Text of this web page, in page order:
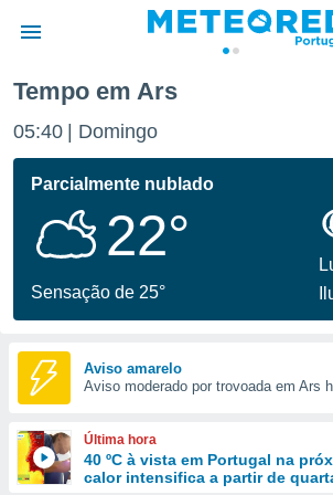
da
foi
fornecidas
a este
das
e
forma
digital
Tempo em Ars
05:40 Domingo
Parcialmente nublado
22°
Sensação de 25°
Aviso amarelo
Aviso moderado por trovoada em Ars
Última hora
40 ºC à vista em Portugal na
calor intensifica a partir de